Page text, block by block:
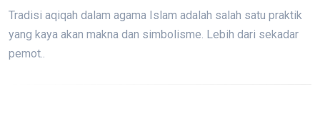
Tradisi aqiqah dalam agama Islam adalah salah satu praktik
yang kaya akan makna dan simbolisme. Lebih dari sekadar
pemot..